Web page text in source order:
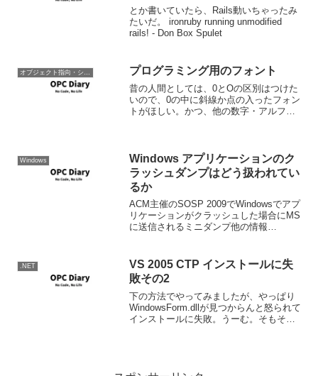
とか書いていたら、Rails動いちゃったみ
たいだ。 ironruby running unmodified
rails! - Don Box Spulet
オブジェクト指向・システム開発 プログラミング用のフォント
昔の人間としては、0とOの区別はつけた
いので、0の中に斜線か点の入ったフォン
トがほしい。かつ、他の数字・アルファ
Windows
Windows アプリケーションのク
ラッシュダンプはどう扱われてい
るか
ACM主催のSOSP 2009でWindowsでアプ
リケーションがクラッシュした場合にMS
に送信されるミニダンプ他の情報
があったようです。...
.NET
VS 2005 CTP インストールに失
敗その2
下の方法でやってみましたが、やっぱり
WindowsForm.dllが見つからんと怒られて
インストールに失敗。うーむ。そもそも